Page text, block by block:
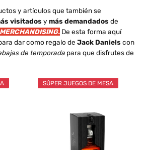
y artículos que también se
visitados y más demandados de
De esta forma aquí
dar como regalo de Jack Daniels con
de temporada para que disfrutes de
SÚPER JUEGOS DE MESA